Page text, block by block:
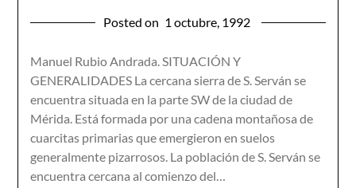
Posted on 1 octubre, 1992
Manuel Rubio Andrada. SITUACIÓN Y
GENERALIDADES La cercana sierra de S. Serván se
encuentra situada en la parte SW de la ciudad de
Mérida. Está formada por una cadena montañosa de
cuarcitas primarias que emergieron en suelos
generalmente pizarrosos. La población de S. Serván se
encuentra cercana al comienzo del…